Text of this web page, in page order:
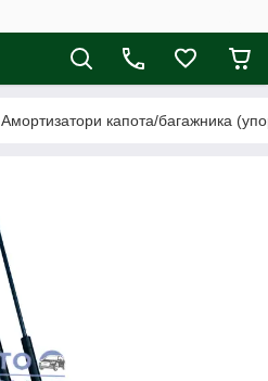
Амортизатори капота/багажника